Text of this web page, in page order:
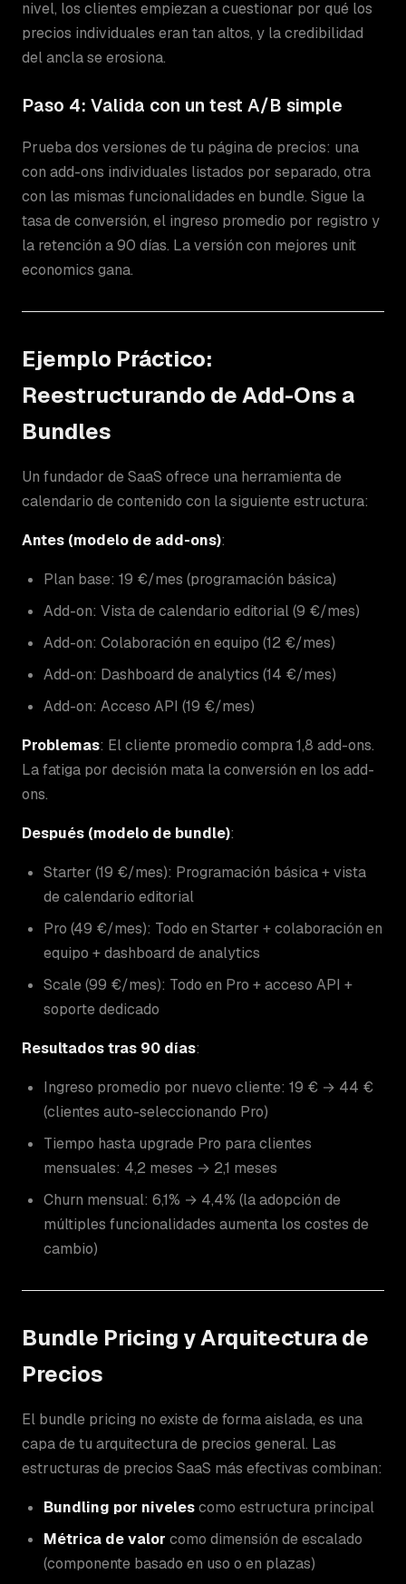
nivel, los clientes empiezan a cuestionar por qué los
precios individuales eran tan altos, y la credibilidad
del ancla se erosiona.
Paso 4: Valida con un test A/B simple
Prueba dos versiones de tu página de precios: una
con add-ons individuales listados por separado, otra
con las mismas funcionalidades en bundle. Sigue la
tasa de conversión, el ingreso promedio por registro y
la retención a 90 días. La versión con mejores unit
economics gana.
Ejemplo Práctico:
Reestructurando de Add-Ons a
Bundles
Un fundador de SaaS ofrece una herramienta de
calendario de contenido con la siguiente estructura:
Antes (modelo de add-ons):
Plan base: 19 €/mes (programación básica)
Add-on: Vista de calendario editorial (9 €/mes)
Add-on: Colaboración en equipo (12 €/mes)
Add-on: Dashboard de analytics (14 €/mes)
Add-on: Acceso API (19 €/mes)
Problemas: El cliente promedio compra 1,8 add-ons.
La fatiga por decisión mata la conversión en los add-
ons.
Después (modelo de bundle):
Starter (19 €/mes): Programación básica + vista
de calendario editorial
Pro (49 €/mes): Todo en Starter + colaboración en
equipo + dashboard de analytics
Scale (99 €/mes): Todo en Pro + acceso API +
soporte dedicado
Resultados tras 90 días:
Ingreso promedio por nuevo cliente: 19 € → 44 €
(clientes auto-seleccionando Pro)
Tiempo hasta upgrade Pro para clientes
mensuales: 4,2 meses → 2,1 meses
Churn mensual: 6,1% → 4,4% (la adopción de
múltiples funcionalidades aumenta los costes de
cambio)
Bundle Pricing y Arquitectura de
Precios
El bundle pricing no existe de forma aislada, es una
capa de tu arquitectura de precios general. Las
estructuras de precios SaaS más efectivas combinan:
Bundling por nivelescomo estructura principal
Métrica de valor como dimensión de escalado
(componente basado en uso o en plazas)